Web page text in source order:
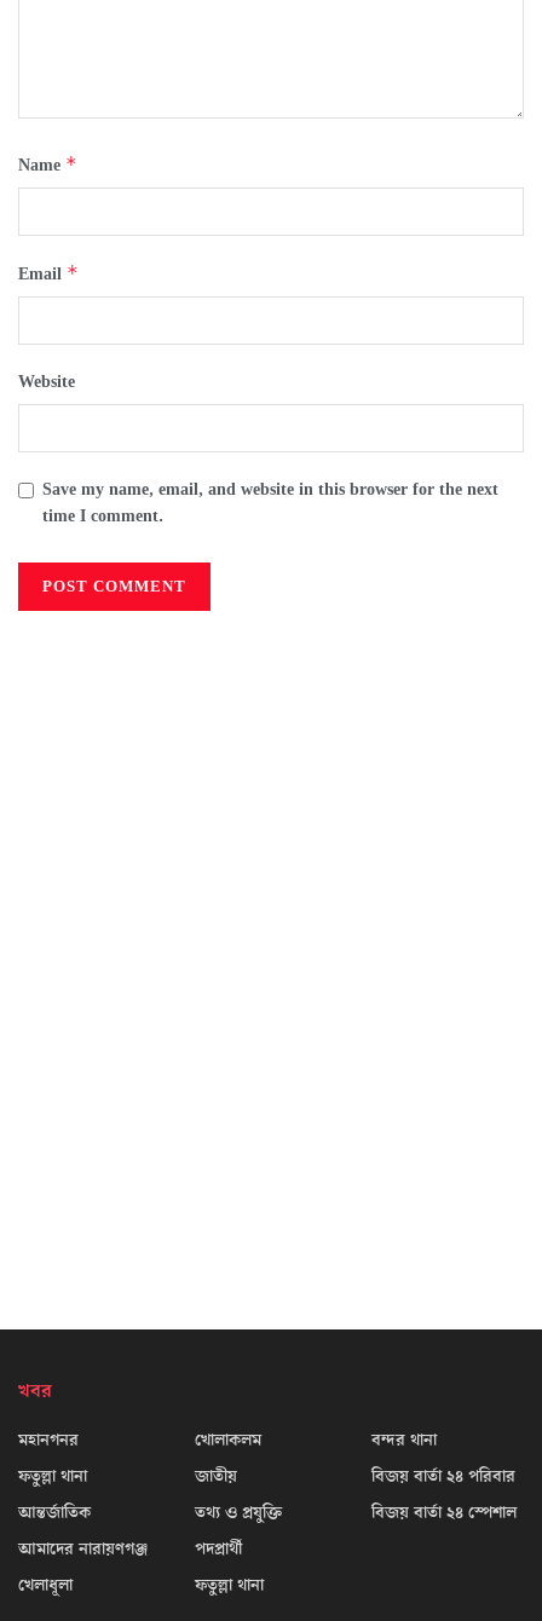
Name *
Email *
Website
Save my name, email, and website in this browser for the next
time I comment.
খবর
মহানগনর
ফতুল্লা থানা
আন্তর্জাতিক
আমাদের নারায়ণগঞ্জ
খেলাধূলা
খোলাকলম
জাতীয়
তথ্য ও প্রযুক্তি
পদপ্রার্থী
ফতুল্লা থানা
বন্দর থানা
বিজয় বার্তা ২৪ পরিবার
বিজয় বার্তা ২৪ স্পেশাল